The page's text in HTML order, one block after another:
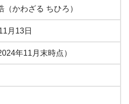
（かわざる ちひろ）
月13日
年11月末時点）